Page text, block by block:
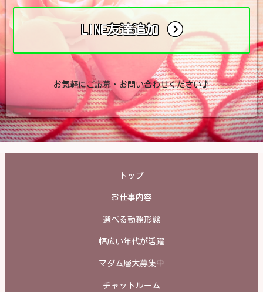
LINE友達追加
お気軽にご応募・お問い合わせください♪
トップ
お仕事内容
選べる勤務形態
幅広い年代が活躍
マダム層大募集中
チャットルーム